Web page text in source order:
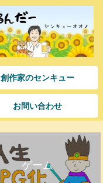
創作家のセンキュー
お問い合わせ
ゲーム